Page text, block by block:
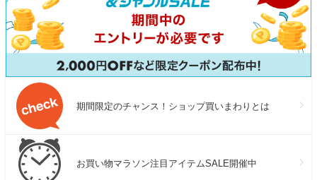
期間限定のチャンス！ショップ買いまわりとは
お買い物マラソン注目アイテムSALE開催中